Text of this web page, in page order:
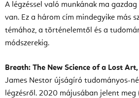
A légzéssel való munkának ma
van. Ez a három cím mindegyike más
témához, a történelemtől és a
módszerekig.
Breath: The New Science of a Lost
James Nestor újságíró tudományos-
légzésről. 2020 májusában jelent meg